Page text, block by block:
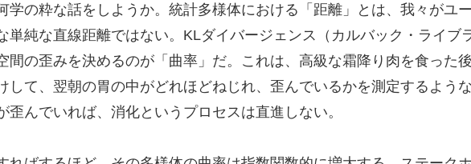
学の粋な話をしようか。統計多様体における「距離」とは、我々がユー
単純な直線距離ではない。KLダイバージェンス（カルバック・ライブ
間の歪みを決めるのが「曲率」だ。これは、高級な霜降り肉を食った後
して、翌朝の胃の中がどれほどねじれ、歪んでいるかを測定するような
歪んでいれば、消化というプロセスは直進しない。